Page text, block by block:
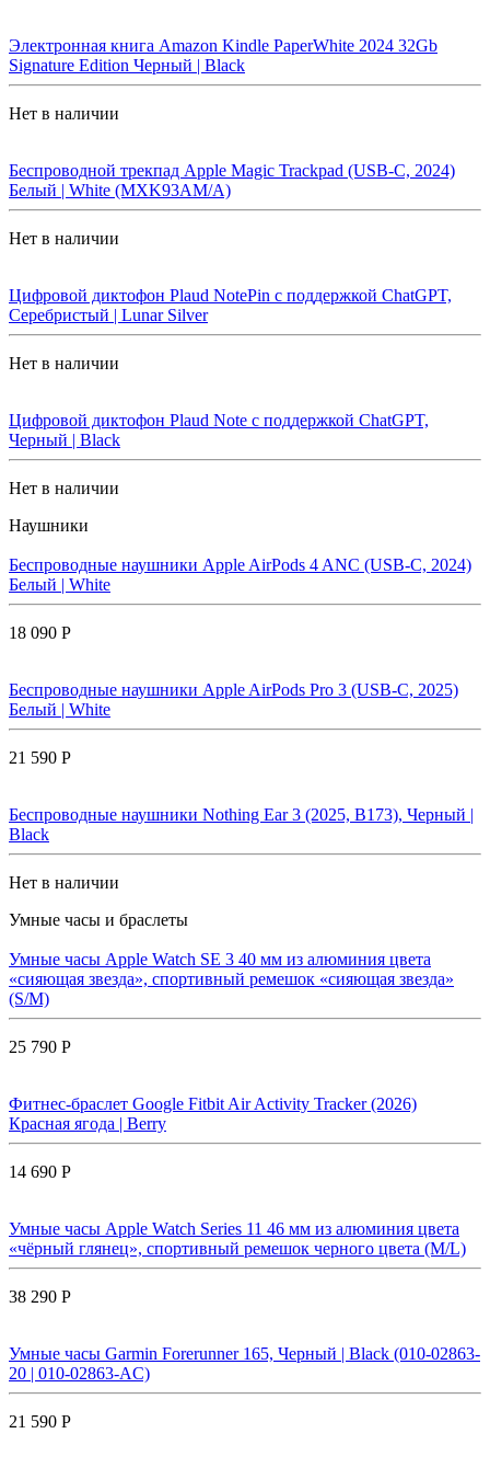
Электронная книга Amazon Kindle PaperWhite 2024 32Gb
Signature Edition Черный | Black
Нет в наличии
Беспроводной трекпад Apple Magic Trackpad (USB-C, 2024)
Белый | White (MXK93AM/A)
Нет в наличии
Цифровой диктофон Plaud NotePin с поддержкой ChatGPT,
Серебристый | Lunar Silver
Нет в наличии
Цифровой диктофон Plaud Note с поддержкой ChatGPT,
Черный | Black
Нет в наличии
Наушники
Беспроводные наушники Apple AirPods 4 ANC (USB-C, 2024)
Белый | White
18 090 Р
Беспроводные наушники Apple AirPods Pro 3 (USB-C, 2025)
Белый | White
21 590 Р
Беспроводные наушники Nothing Ear 3 (2025, B173), Черный |
Black
Нет в наличии
Умные часы и браслеты
Умные часы Apple Watch SE 3 40 мм из алюминия цвета
«сияющая звезда», спортивный ремешок «сияющая звезда»
(S/M)
25 790 Р
Фитнес-браслет Google Fitbit Air Activity Tracker (2026)
Красная ягода | Berry
14 690 Р
Умные часы Apple Watch Series 11 46 мм из алюминия цвета
«чёрный глянец», спортивный ремешок черного цвета (M/L)
38 290 Р
Умные часы Garmin Forerunner 165, Черный | Black (010-02863-
20 | 010-02863-AC)
21 590 Р